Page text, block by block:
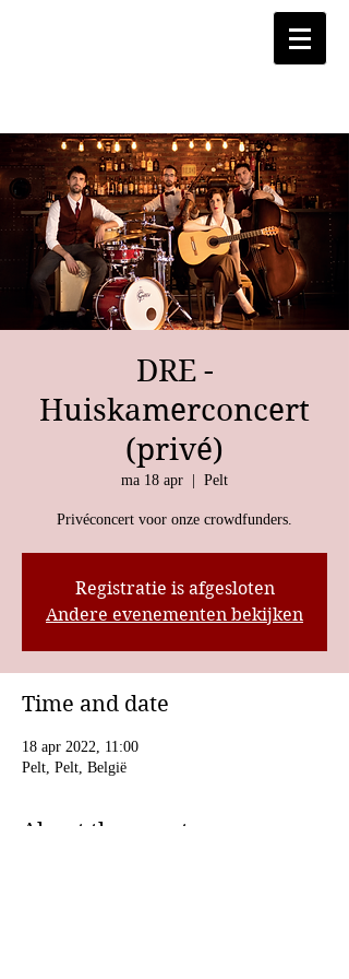
DRE -
Huiskamerconcert
(privé)
ma 18 apr Pelt
Privéconcert voor onze crowdfunders.
Registratie is afgesloten
Andere evenementen bekijken
Time and date
18 apr 2022, 11:00
Pelt, Pelt, België
About the event